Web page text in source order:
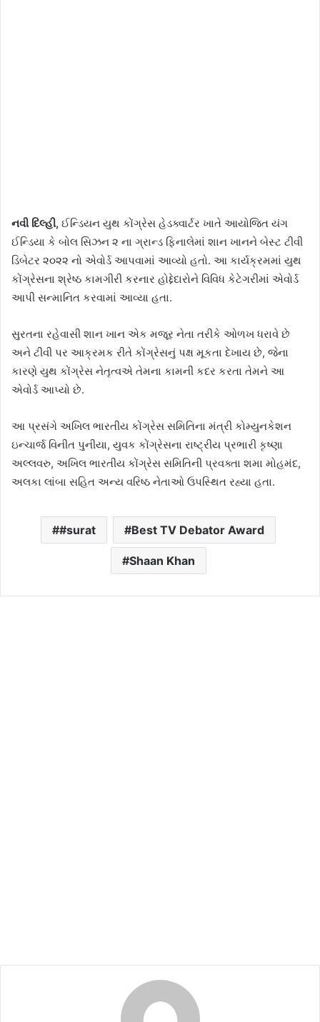
નવી દિલ્હી, ઈન્ડિયન યુથ કોંગ્રેસ હેડક્વાર્ટર ખાતે આયોજિત યંગ
ઈન્ડિયા કે બોલ સિઝન ૨ ના ગ્રાન્ડ ફિનાલેમાં શાન ખાનને બેસ્ટ ટીવી
ડિબેટર ૨૦૨૨ નો એવોર્ડ આપવામાં આવ્યો હતો. આ કાર્યક્રમમાં યુથ
કોંગ્રેસના શ્રેષ્ઠ કામગીરી કરનાર હોદ્દેદારોને વિવિધ કેટેગરીમાં એવોર્ડ
આપી સન્માનિત કરવામાં આવ્યા હતા.
સુરતના રહેવાસી શાન ખાન એક મજૂર નેતા તરીકે ઓળખ ધરાવે છે
અને ટીવી પર આક્રમક રીતે કોંગ્રેસનું પક્ષ મૂકતા દેખાય છે, જેના
કારણે યુથ કોંગ્રેસ નેતૃત્વએ તેમના કામની કદર કરતા તેમને આ
એવોર્ડ આપ્યો છે.
આ પ્રસંગે અખિલ ભારતીય કોંગ્રેસ સમિતિના મંત્રી કોમ્યુનકેશન
ઇન્ચાર્જ વિનીત પુનીયા, યુવક કોંગ્રેસના રાષ્ટ્રીય પ્રભારી કૃષ્ણા
અલ્લવરુ, અખિલ ભારતીય કોંગ્રેસ સમિતિની પ્રવક્તા શમા મોહમંદ,
અલકા લાંબા સહિત અન્ય વરિષ્ઠ નેતાઓ ઉપસ્થિત રહ્યા હતા.
#surat Best TV Debator Award
Shaan Khan